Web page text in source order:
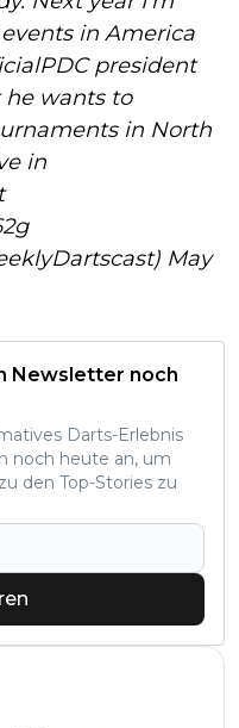
in America
president
he wants to
in North
in
May
Newsletter noch
Darts-Erlebnis
noch heute an, um
den Top-Stories zu